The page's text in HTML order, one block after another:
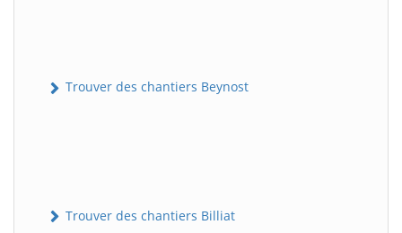
Trouver des chantiers Beynost
Trouver des chantiers Billiat